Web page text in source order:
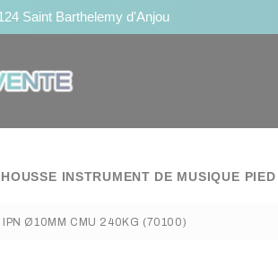
Saint Barthelemy d'Anjou
INSTRUMENT DE MUSIQUE
IPN Ø10MM CMU 240KG (70100)